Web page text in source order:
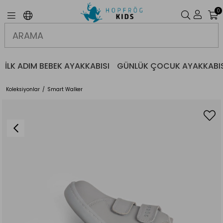
0
İLK ADIM BEBEK AYAKKABISI GÜNLÜK ÇOCUK
Koleksiyonlar Smart Walker